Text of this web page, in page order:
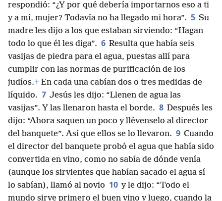
Jesús le dijo: “No les queda vino”. 4 Pero Jesús le
respondió: “¿Y por qué debería importarnos eso a ti
y a mí, mujer? Todavía no ha llegado mi hora”. 5 Su
madre les dijo a los que estaban sirviendo: “Hagan
todo lo que él les diga”. 6 Resulta que había seis
vasijas de piedra para el agua, puestas allí para
cumplir con las normas de purificación de los
judíos.+ En cada una cabían dos o tres medidas de
líquido. 7 Jesús les dijo: “Llenen de agua las
vasijas”. Y las llenaron hasta el borde. 8 Después les
dijo: “Ahora saquen un poco y llévenselo al director
del banquete”. Así que ellos se lo llevaron. 9 Cuando
el director del banquete probó el agua que había sido
convertida en vino, como no sabía de dónde venía
(aunque los sirvientes que habían sacado el agua sí